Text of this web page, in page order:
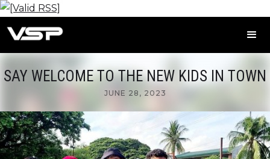
SAY WELCOME TO THE NEW KIDS IN TOWN
JUNE 28, 2023